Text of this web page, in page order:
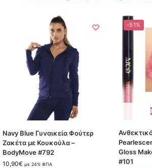
Navy Blue Γυναικεία Φούτερ
Ζακέτα με Κουκούλα –
BodyMove #792
10,90€ με 24% ΦΠΑ
-51%
Gloss
#101